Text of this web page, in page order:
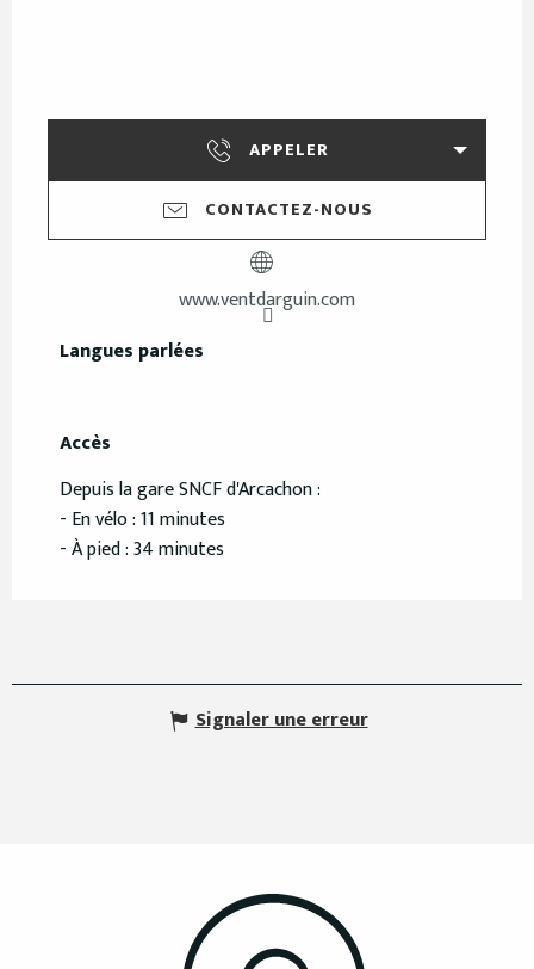
APPELER
CONTACTEZ-NOUS
www.ventdarguin.com
Langues parlées
Langues parlées
Accès
Accès
Depuis la gare SNCF d'Arcachon :
- En vélo : 11 minutes
- À pied : 34 minutes
Signaler une erreur